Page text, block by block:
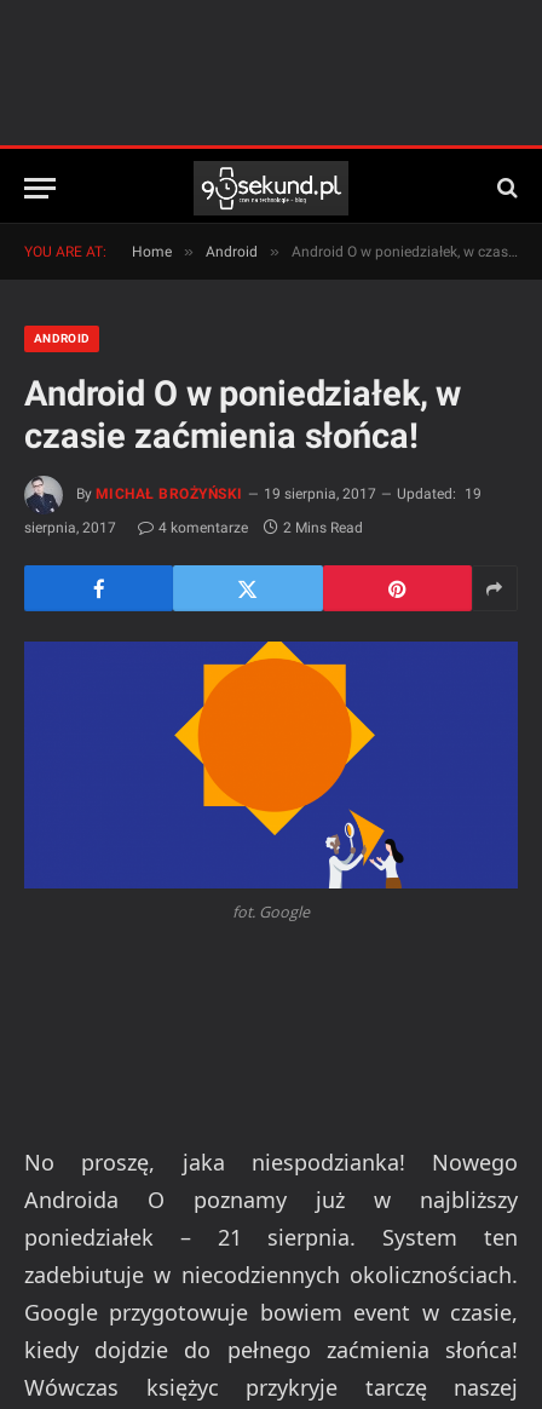
YOU ARE AT: Home » Android » Android O w poniedziałek, w czasie zaćmienia słońca!
ANDROID
Android O w poniedziałek, w
czasie zaćmienia słońca!
By MICHAŁ BROŻYŃSKI 19 sierpnia, 2017 Updated:
19
sierpnia, 2017
4 komentarze 2 Mins Read
fot. Google
No proszę, jaka niespodzianka! Nowego
Androida O poznamy już w najbliższy
poniedziałek – 21 sierpnia. System ten
zadebiutuje w niecodziennych okolicznościach.
Google przygotowuje bowiem event w czasie,
kiedy dojdzie do pełnego zaćmienia słońca!
Wówczas księżyc przykryje tarczę naszej